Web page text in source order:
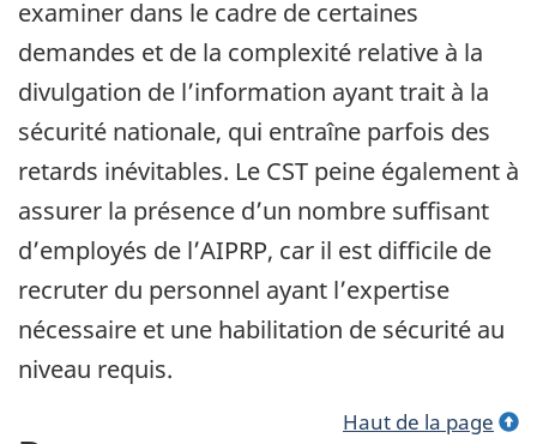
examiner dans le cadre de certaines
demandes et de la complexité relative à la
divulgation de l’information ayant trait à la
sécurité nationale, qui entraîne parfois des
retards inévitables. Le CST peine également à
assurer la présence d’un nombre suffisant
d’employés de l’AIPRP, car il est difficile de
recruter du personnel ayant l’expertise
nécessaire et une habilitation de sécurité au
niveau requis.
Haut de la page